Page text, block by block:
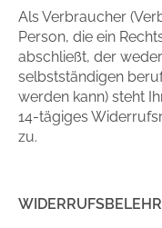
Als Verbraucher
Person, die ein
abschließt, der
selbstständigen
werden kann) steht
14-tägiges
zu.